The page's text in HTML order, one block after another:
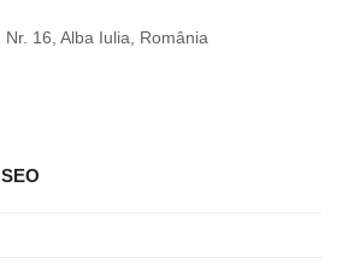
16, Alba Iulia, România